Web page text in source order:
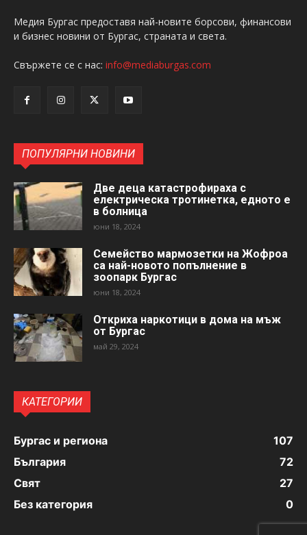
Медия Бургас предоставя най-новите борсови, финансови
и бизнес новини от Бургас, страната и света.
Свържете се с нас: info@mediaburgas.com
ПОПУЛЯРНИ НОВИНИ
Две деца катастрофираха с
електрическа тротинетка, едното е
в болница
юни 18, 2024
Семейство мармозетки на Жофроа
са най-новото попълнение в
зоопарк Бургас
юни 18, 2024
Откриха наркотици в дома на мъж
от Бургас
май 29, 2024
КАТЕГОРИИ
Бургас и региона
107
България
72
Свят
27
Без категория
0